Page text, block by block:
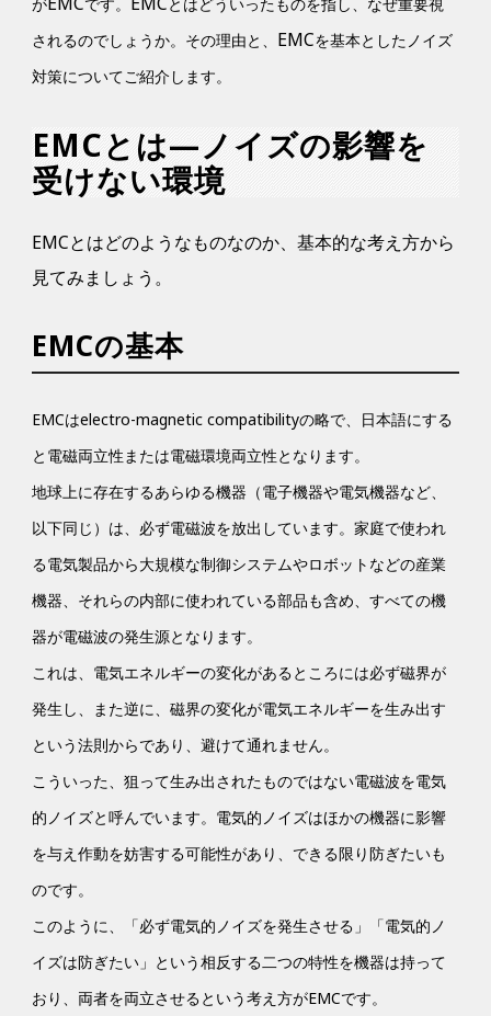
されるのでしょうか。その理由と、 EMCを基本としたノイズ
対策についてご紹介します。
EMCとは―ノイズの影響を
受けない環境
EMCとはどのようなものなのか、基本的な考え方から
見てみましょう。
EMCの基本
EMCはelectro-magnetic compatibilityの略で、日本語にする
と電磁両立性または電磁環境両立性となります。
地球上に存在するあらゆる機器（電子機器や電気機器など、
以下同じ）は、必ず電磁波を放出しています。家庭で使われ
る電気製品から大規模な制御システムやロボットなどの産業
機器、それらの内部に使われている部品も含め、すべての機
器が電磁波の発生源となります。
これは、電気エネルギーの変化があるところには必ず磁界が
発生し、また逆に、磁界の変化が電気エネルギーを生み出す
という法則からであり、避けて通れません。
こういった、狙って生み出されたものではない電磁波を電気
的ノイズと呼んでいます。電気的ノイズはほかの機器に影響
を与え作動を妨害する可能性があり、できる限り防ぎたいも
のです。
このように、「必ず電気的ノイズを発生させる」「電気的ノ
イズは防ぎたい」という相反する二つの特性を機器は持って
おり、両者を両立させるという考え方がEMCです。